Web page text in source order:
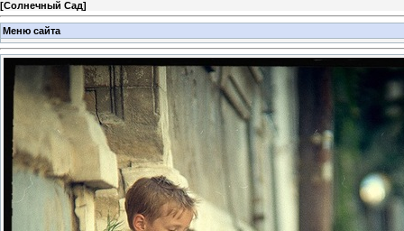
[Солнечный Сад]
Меню сайта